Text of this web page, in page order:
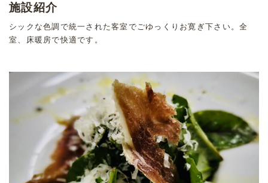
施設紹介
シックな色調で統一された客室でごゆっくりお寛ぎ下さい。全
室、床暖房で快適です。